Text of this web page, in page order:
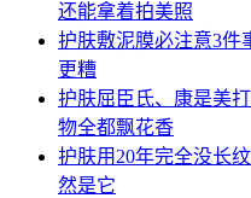
还能拿着拍美照
护肤敷泥膜必注意3件
更糟
护肤屈臣氏、康是美
物全都飘花香
护肤用20年完全没长
然是它